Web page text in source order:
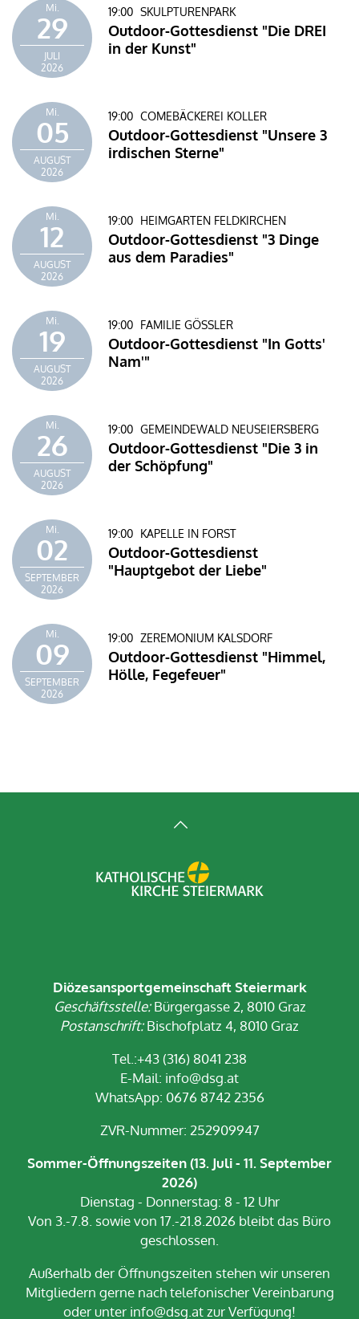
Mi.
29
JULI
2026
19:00 SKULPTURENPARK
Outdoor-Gottesdienst "Die DREI
in der Kunst"
Mi.
05
AUGUST
2026
19:00 COMEBÄCKEREI KOLLER
Outdoor-Gottesdienst "Unsere 3
irdischen Sterne"
Mi.
12
AUGUST
2026
19:00 HEIMGARTEN FELDKIRCHEN
Outdoor-Gottesdienst "3 Dinge
aus dem Paradies"
Mi.
19
AUGUST
2026
19:00 FAMILIE GÖSSLER
Outdoor-Gottesdienst "In Gotts'
Nam'"
Mi.
26
AUGUST
2026
19:00 GEMEINDEWALD NEUSEIERSBERG
Outdoor-Gottesdienst "Die 3 in
der Schöpfung"
Mi.
02
SEPTEMBER
2026
19:00 KAPELLE IN FORST
Outdoor-Gottesdienst
"Hauptgebot der Liebe"
Mi.
09
SEPTEMBER
2026
19:00 ZEREMONIUM KALSDORF
Outdoor-Gottesdienst "Himmel,
Hölle, Fegefeuer"
Diözesansportgemeinschaft Steiermark
Geschäftsstelle:Bürgergasse 2, 8010 Graz
Postanschrift:Bischofplatz 4, 8010 Graz
Tel.:+43 (316) 8041 238
E-Mail: info@dsg.at
WhatsApp: 0676 8742 2356
ZVR-Nummer: 252909947
Sommer-Öffnungszeiten (13. Juli - 11. September
2026)
Dienstag - Donnerstag: 8 - 12 Uhr
Von 3.-7.8. sowie von 17.-21.8.2026 bleibt das Büro
geschlossen.
Außerhalb der Öffnungszeiten stehen wir unseren
Mitgliedern gerne nach telefonischer Vereinbarung
oder unter info@dsg.at zur Verfügung!